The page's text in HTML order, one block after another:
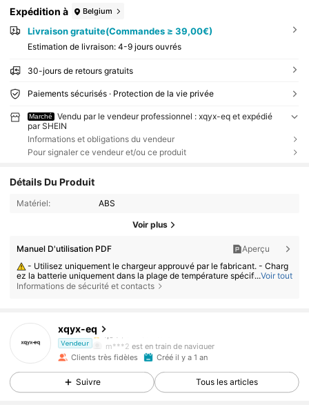
Expédition à Belgium
Livraison gratuite(Commandes ≥ 39,00€)
Estimation de livraison: 4-9 jours ouvrés
30-jours de retours gratuits
Paiements sécurisés · Protection de la vie privée
Marché
Vendu par le vendeur professionnel : xqyx-eq et expédié
par SHEIN
Informations et obligations du vendeur
Pour signaler ce vendeur et/ou ce produit
Détails Du Produit
Matériel: ABS
Voir plus
Manuel D'utilisation PDF
Aperçu
- Utilisez uniquement le chargeur approuvé par le fabricant. - Charg
ez la batterie uniquement dans la plage de température spécifiée.
- Remplacer la pile par un modèle incorrect peut provoquer un incen
basse peut provoquer une explosion ou une fuite de liquide ou de gaz in
flammable.
...Voir tout
Informations de sécurité et contacts
xqyx-eq
Vendeur
4,84
m***2 est en train de naviguer
4,84
374 Suiveurs
Clients très fidèles Créé il y a 1 an
Suivre Tous les articles